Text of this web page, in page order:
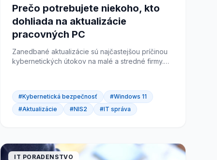
Prečo potrebujete niekoho, kto
dohliada na aktualizácie
pracovných PC
Zanedbané aktualizácie sú najčastejšou príčinou
kybernetických útokov na malé a stredné firmy.
#Kybernetická bezpečnosť
#Windows 11
#Aktualizácie
#NIS2 #IT správa
IT PORADENSTVO